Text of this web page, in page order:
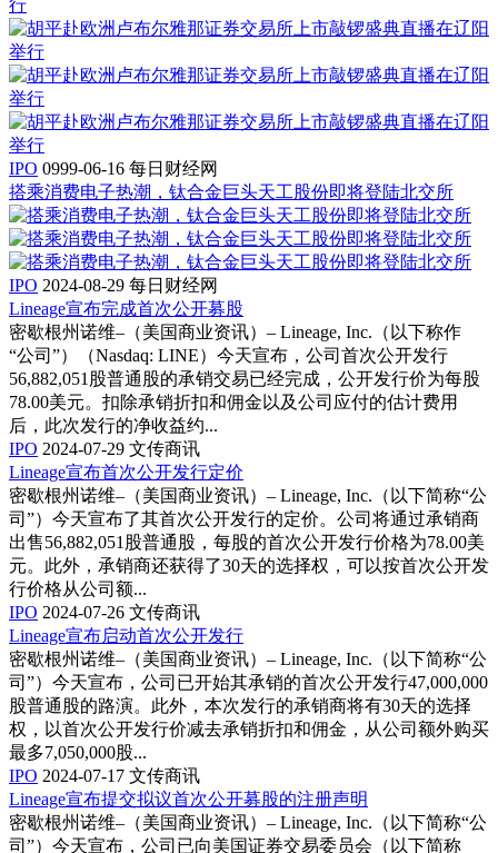
行
IPO 0999-06-16 每日财经网
搭乘消费电子热潮，钛合金巨头天工股份即将登陆北交所
IPO 2024-08-29 每日财经网
Lineage宣布完成首次公开募股
密歇根州诺维–（美国商业资讯）– Lineage, Inc.（以下称作
“公司”）（Nasdaq: LINE）今天宣布，公司首次公开发行
56,882,051股普通股的承销交易已经完成，公开发行价为每股
78.00美元。扣除承销折扣和佣金以及公司应付的估计费用
后，此次发行的净收益约...
IPO 2024-07-29 文传商讯
Lineage宣布首次公开发行定价
密歇根州诺维–（美国商业资讯）– Lineage, Inc.（以下简称“公
司”）今天宣布了其首次公开发行的定价。公司将通过承销商
出售56,882,051股普通股，每股的首次公开发行价格为78.00美
元。此外，承销商还获得了30天的选择权，可以按首次公开发
行价格从公司额...
IPO 2024-07-26 文传商讯
Lineage宣布启动首次公开发行
密歇根州诺维–（美国商业资讯）– Lineage, Inc.（以下简称“公
司”）今天宣布，公司已开始其承销的首次公开发行47,000,000
股普通股的路演。此外，本次发行的承销商将有30天的选择
权，以首次公开发行价减去承销折扣和佣金，从公司额外购买
最多7,050,000股...
IPO 2024-07-17 文传商讯
Lineage宣布提交拟议首次公开募股的注册声明
密歇根州诺维–（美国商业资讯）– Lineage, Inc.（以下简称“公
司”）今天宣布，公司已向美国证券交易委员会（以下简称